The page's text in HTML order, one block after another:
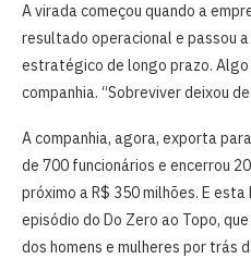
A virada começou quando a
resultado operacional e passou
estratégico de longo prazo.
companhia. “Sobreviver deixou
A companhia, agora, exporta
de 700 funcionários e encerrou
próximo a R$ 350 milhões. E
episódio do Do Zero ao Topo,
dos homens e mulheres por trás